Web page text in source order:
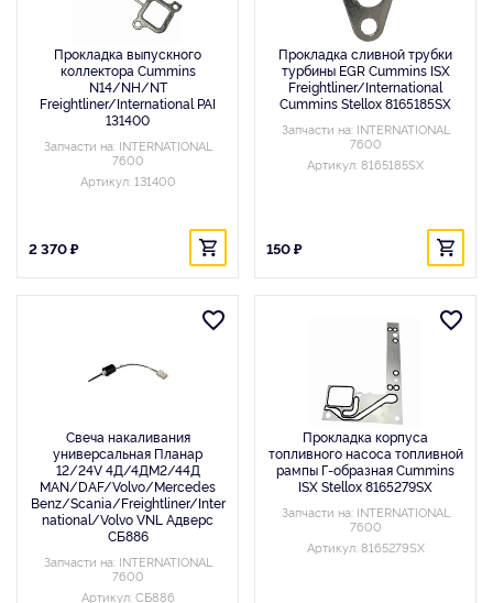
Прокладка выпускного
коллектора Cummins
N14/NH/NT
Freightliner/International PAI
131400
Запчасти на: INTERNATIONAL
7600
Артикул: 131400
2 370 ₽
Прокладка сливной трубки
турбины EGR Cummins ISX
Freightliner/International
Cummins Stellox 8165185SX
Запчасти на: INTERNATIONAL
7600
Артикул: 8165185SX
150 ₽
Свеча накаливания
универсальная Планар
12/24V 4Д/4ДМ2/44Д
MAN/DAF/Volvo/Mercedes
Benz/Scania/Freightliner/Inter
national/Volvo VNL Адверс
СБ886
Запчасти на: INTERNATIONAL
7600
Артикул: СБ886
Прокладка корпуса
топливного насоса топливной
рампы Г-образная Cummins
ISX Stellox 8165279SX
Запчасти на: INTERNATIONAL
7600
Артикул: 8165279SX